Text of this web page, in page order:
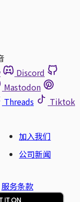
Discord
Mastodon
Threads
Tiktok
加入我们
公司新闻
服务条款